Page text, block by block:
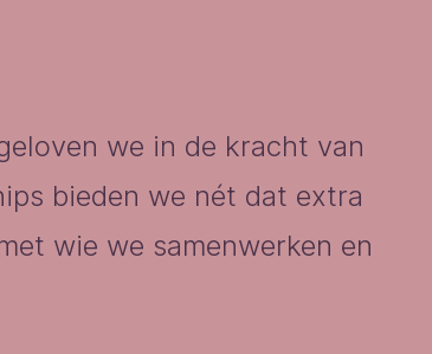
we in de kracht van
bieden we nét dat extra
wie we samenwerken en